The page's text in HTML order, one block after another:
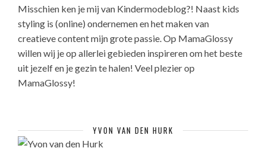
Misschien ken je mij van Kindermodeblog?! Naast kids
styling is (online) ondernemen en het maken van
creatieve content mijn grote passie. Op MamaGlossy
willen wij je op allerlei gebieden inspireren om het beste
uit jezelf en je gezin te halen! Veel plezier op
MamaGlossy!
YVON VAN DEN HURK